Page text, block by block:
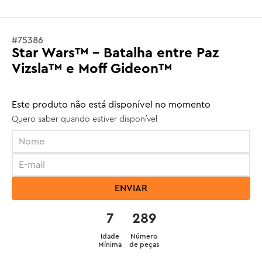
#75386
Star Wars™ - Batalha entre Paz
Vizsla™ e Moff Gideon™
Este produto não está disponível no momento
Quero saber quando estiver disponível
ENVIAR
289
Número
de peças
7
Idade
Mínima